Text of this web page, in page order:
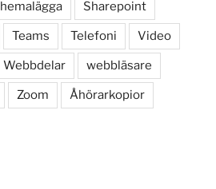
Sharepoint
Teams Telefoni Video
Webbdelar webbläsare
Zoom Åhörarkopior